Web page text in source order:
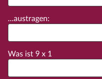
...austragen:
Was ist 9 x 1